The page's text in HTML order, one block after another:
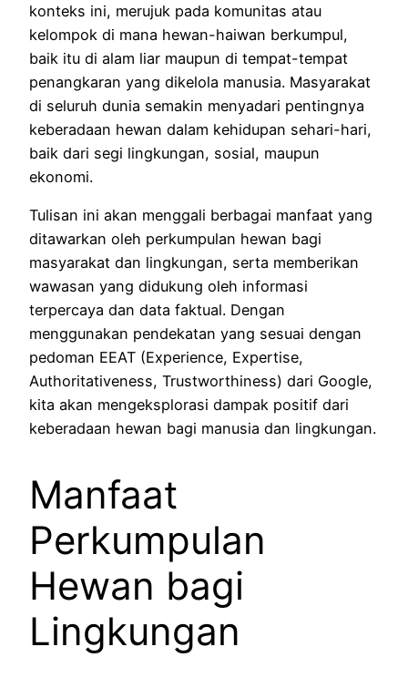
konteks ini, merujuk pada komunitas atau
kelompok di mana hewan-haiwan berkumpul,
baik itu di alam liar maupun di tempat-tempat
penangkaran yang dikelola manusia. Masyarakat
di seluruh dunia semakin menyadari pentingnya
keberadaan hewan dalam kehidupan sehari-hari,
baik dari segi lingkungan, sosial, maupun
ekonomi.
Tulisan ini akan menggali berbagai manfaat yang
ditawarkan oleh perkumpulan hewan bagi
masyarakat dan lingkungan, serta memberikan
wawasan yang didukung oleh informasi
terpercaya dan data faktual. Dengan
menggunakan pendekatan yang sesuai dengan
pedoman EEAT (Experience, Expertise,
Authoritativeness, Trustworthiness) dari Google,
kita akan mengeksplorasi dampak positif dari
keberadaan hewan bagi manusia dan lingkungan.
Manfaat
Perkumpulan
Hewan bagi
Lingkungan